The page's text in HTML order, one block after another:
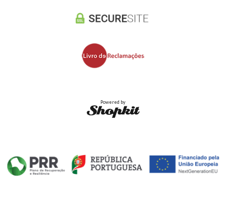
Powered by